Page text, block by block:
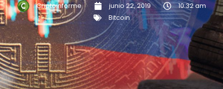
Criptoinforme junio 22, 2019
10:32 am
Bitcoin